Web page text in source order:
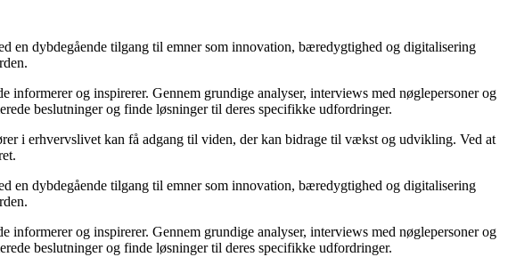
en dybdegående tilgang til emner som innovation, bæredygtighed og digitalisering
informerer og inspirerer. Gennem grundige analyser, interviews med nøglepersoner og
beslutninger og finde løsninger til deres specifikke udfordringer.
i erhvervslivet kan få adgang til viden, der kan bidrage til vækst og udvikling. Ved at
en dybdegående tilgang til emner som innovation, bæredygtighed og digitalisering
informerer og inspirerer. Gennem grundige analyser, interviews med nøglepersoner og
beslutninger og finde løsninger til deres specifikke udfordringer.